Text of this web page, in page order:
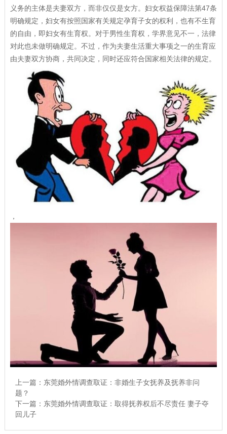
义务的主体是夫妻双方，而非仅仅是女方。妇女权益保障法第47条
明确规定，妇女有按照国家有关规定孕育子女的权利，也有不生育
的自由，即妇女有生育权。对于男性生育权，学界意见不一，法律
对此也未做明确规定。不过，作为夫妻生活重大事项之一的生育应
由夫妻双方协商，共同决定，同时还应符合国家相关法律的规定。
，
上一篇： 东莞婚外情调查取证：非婚生子女抚养及抚养非问
题？
下一篇： 东莞婚外情调查取证：取得抚养权后不尽责任 妻子夺
回儿子